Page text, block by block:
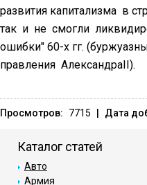
развития капитализма в
так и не смогли
ошибки" 60-х гг.
правления АлександраII).
Просмотров: 7715 Дата
Каталог статей
Авто
Армия